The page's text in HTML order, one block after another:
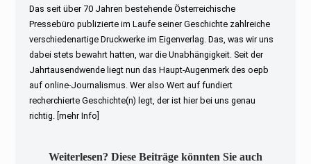
Das seit über 70 Jahren bestehende Österreichische
Pressebüro publizierte im Laufe seiner Geschichte zahlreiche
verschiedenartige Druckwerke im Eigenverlag. Das, was wir uns
dabei stets bewahrt hatten, war die Unabhängigkeit. Seit der
Jahrtausendwende liegt nun das Haupt-Augenmerk des oepb
auf online-Journalismus. Wer also Wert auf fundiert
recherchierte Geschichte(n) legt, der ist hier bei uns genau
richtig.
[mehr Info]
Weiterlesen? Diese Beiträge könnten Sie auch